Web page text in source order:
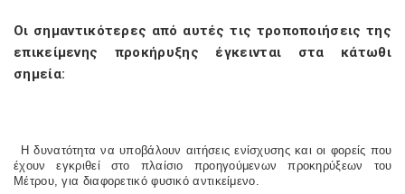
Οι σημαντικότερες από αυτές τις τροποποιήσεις της
επικείμενης προκήρυξης έγκεινται στα κάτωθι
σημεία:
Η δυνατότητα να υποβάλουν αιτήσεις ενίσχυσης και οι φορείς που
έχουν εγκριθεί στο πλαίσιο προηγούμενων προκηρύξεων του
Μέτρου, για διαφορετικό φυσικό αντικείμενο.